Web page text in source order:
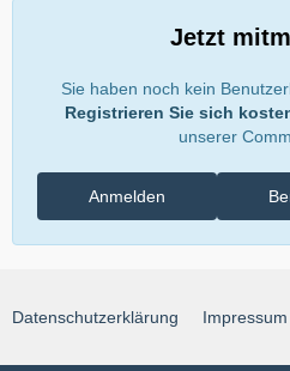
Jetzt
Sie haben noch kein
Registrieren Sie sich
unserer
Anmelden
Datenschutzerklärung Impressum